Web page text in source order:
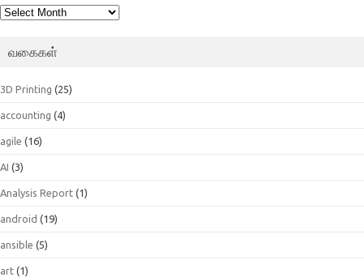
பெட்டகம்
வகைகள்
3D Printing (25)
accounting (4)
agile (16)
AI (3)
Analysis Report (1)
android (19)
ansible (5)
art (1)